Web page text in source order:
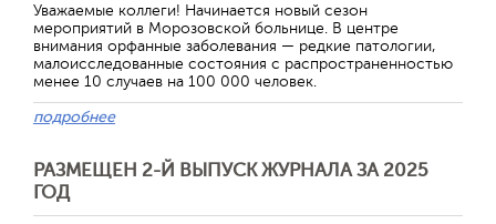
Уважаемые коллеги! Начинается новый сезон
мероприятий в Морозовской больнице. В центре
внимания орфанные заболевания — редкие патологии,
малоисследованные состояния с распространенностью
менее 10 случаев на 100 000 человек.
подробнее
РАЗМЕЩЕН 2-Й ВЫПУСК ЖУРНАЛА ЗА 2025
ГОД